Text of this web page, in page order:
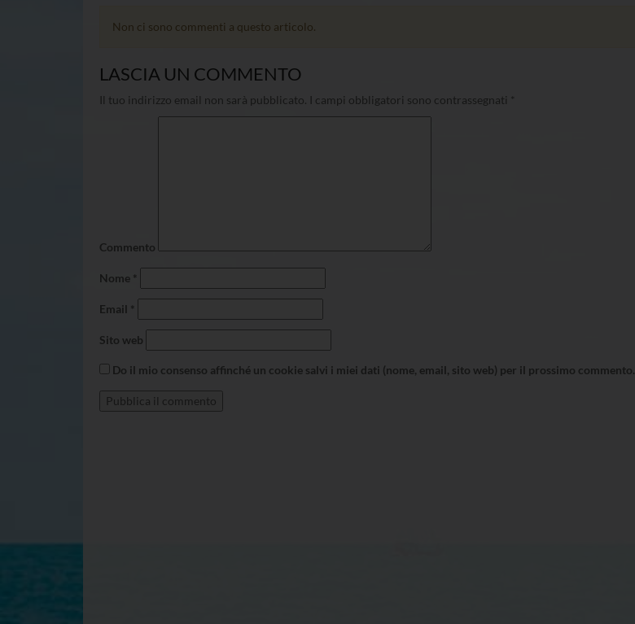
Non ci sono commenti a questo articolo.
LASCIA UN COMMENTO
Il tuo indirizzo email non sarà pubblicato. I campi obbligatori sono contrassegnati *
Commento
Nome *
Email *
Sito web
Do il mio consenso affinché un cookie salvi i miei dati (nome, email, sito web) per il prossimo commento.